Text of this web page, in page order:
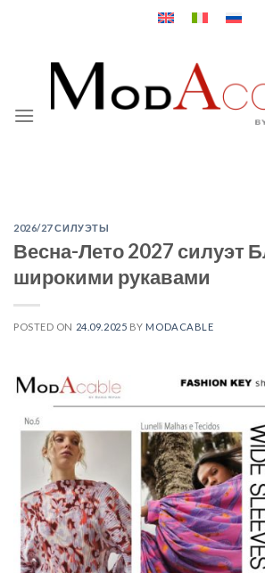
2026/27 СИЛУЭТЫ
Весна-Лето 2027 силуэт
широкими рукавами
POSTED ON 24.09.2025 BY MODACABLE